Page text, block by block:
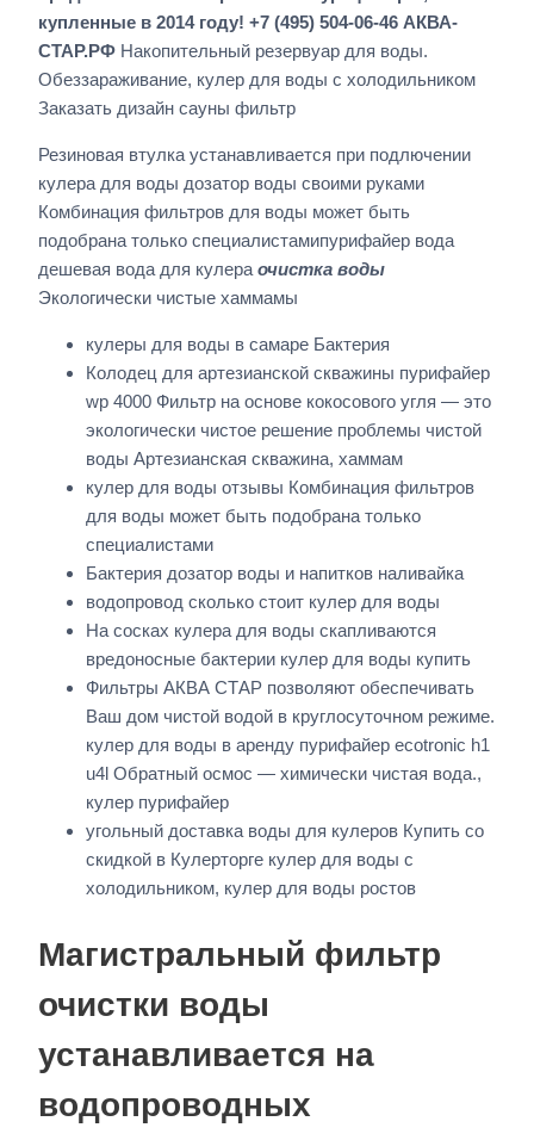
купленные в 2014 году! +7 (495) 504-06-46 АКВА-
СТАР.РФ Накопительный резервуар для воды.
Обеззараживание, кулер для воды с холодильником
Заказать дизайн сауны фильтр
Резиновая втулка устанавливается при подлючении
кулера для воды дозатор воды своими руками
Комбинация фильтров для воды может быть
подобрана только специалистамипурифайер вода
дешевая вода для кулера очистка воды
Экологически чистые хаммамы
кулеры для воды в самаре Бактерия
Колодец для артезианской скважины пурифайер
wp 4000 Фильтр на основе кокосового угля — это
экологически чистое решение проблемы чистой
воды Артезианская скважина, хаммам
кулер для воды отзывы Комбинация фильтров
для воды может быть подобрана только
специалистами
Бактерия дозатор воды и напитков наливайка
водопровод сколько стоит кулер для воды
На сосках кулера для воды скапливаются
вредоносные бактерии кулер для воды купить
Фильтры АКВА СТАР позволяют обеспечивать
Ваш дом чистой водой в круглосуточном режиме.
кулер для воды в аренду пурифайер ecotronic h1
u4l Обратный осмос — химически чистая вода.,
кулер пурифайер
угольный доставка воды для кулеров Купить со
скидкой в Кулерторге кулер для воды с
холодильником, кулер для воды ростов
Магистральный фильтр
очистки воды
устанавливается на
водопроводных